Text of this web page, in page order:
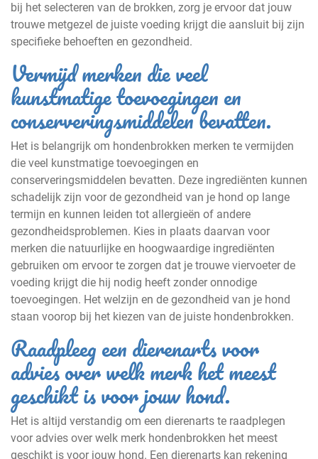
bij het selecteren van de brokken, zorg je ervoor dat jouw
trouwe metgezel de juiste voeding krijgt die aansluit bij zijn
specifieke behoeften en gezondheid.
Vermijd merken die veel
kunstmatige toevoegingen en
conserveringsmiddelen bevatten.
Het is belangrijk om hondenbrokken merken te vermijden
die veel kunstmatige toevoegingen en
conserveringsmiddelen bevatten. Deze ingrediënten kunnen
schadelijk zijn voor de gezondheid van je hond op lange
termijn en kunnen leiden tot allergieën of andere
gezondheidsproblemen. Kies in plaats daarvan voor
merken die natuurlijke en hoogwaardige ingrediënten
gebruiken om ervoor te zorgen dat je trouwe viervoeter de
voeding krijgt die hij nodig heeft zonder onnodige
toevoegingen. Het welzijn en de gezondheid van je hond
staan voorop bij het kiezen van de juiste hondenbrokken.
Raadpleeg een dierenarts voor
advies over welk merk het meest
geschikt is voor jouw hond.
Het is altijd verstandig om een dierenarts te raadplegen
voor advies over welk merk hondenbrokken het meest
geschikt is voor jouw hond. Een dierenarts kan rekening